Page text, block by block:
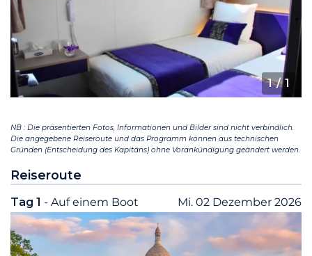
1/ 1
NB : Die präsentierten Fotos, Informationen und Bilder sind nicht verbindlich.
Die angegebene Reiseroute und das Programm können aus technischen
Gründen (Entscheidung des Kapitäns) ohne Vorankündigung geändert werden.
Reiseroute
Tag 1 - Auf einem Boot Mi. 02 Dezember 2026